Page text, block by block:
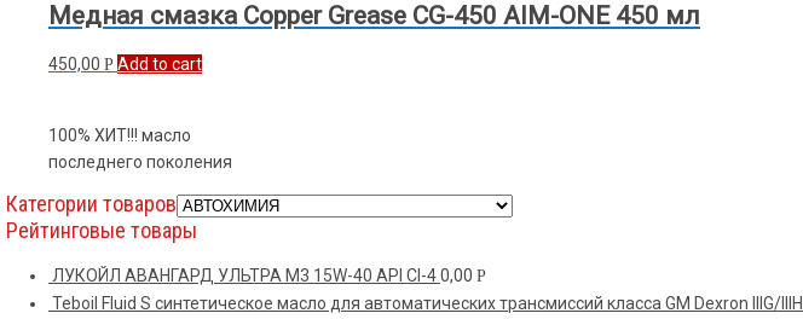
Медная смазка Copper Grease CG-450 AIM-ONE 450 мл
450,00 Р Add to cart
100% ХИТ!!! масло
последнего поколения
Категории товаров
Рейтинговые товары
ЛУКОЙЛ АВАНГАРД УЛЬТРА M3 15W-40 API CI-40,00 Р
Teboil Fluid S синтетическое масло для автоматических трансмиссий класса GM Dexron IIIG/IIIH.